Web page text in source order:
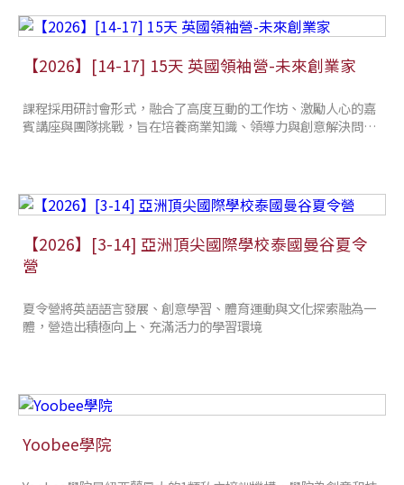
【2026】[14-17] 15天 英國領袖營-未來創業家
課程採用研討會形式，融合了高度互動的工作坊、激勵人心的嘉
賓講座與團隊挑戰，旨在培養商業知識、領導力與創意解決問題
【2026】[3-14] 亞洲頂尖國際學校泰國曼谷夏令
營
夏令營將英語語言發展、創意學習、體育運動與文化探索融為一
體，營造出積極向上、充滿活力的學習環境
Yoobee學院